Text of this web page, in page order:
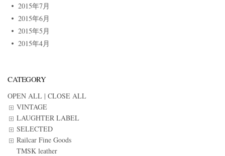
2015年7月
2015年6月
2015年5月
2015年4月
CATEGORY
OPEN ALL | CLOSE ALL
VINTAGE
LAUGHTER LABEL
SELECTED
Railcar Fine Goods
TMSK leather